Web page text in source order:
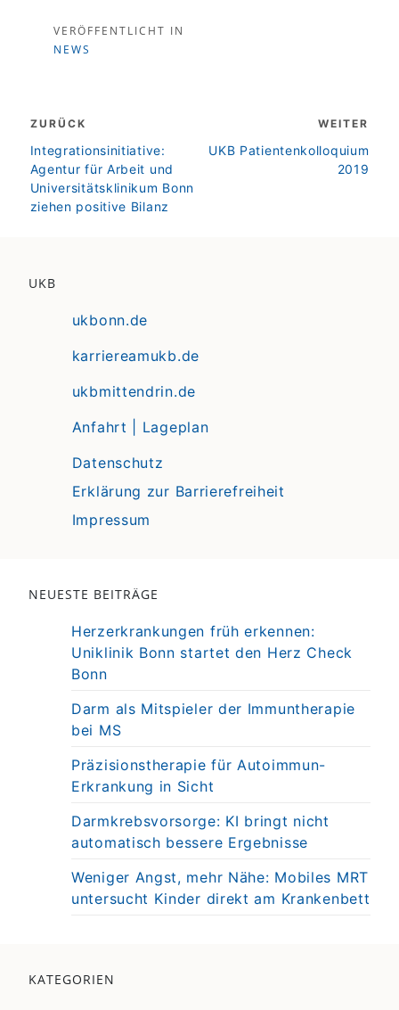
VERÖFFENTLICHT IN
NEWS
ZURÜCK
zurück
Integrationsinitiative:
Agentur für Arbeit und
Universitätsklinikum Bonn
ziehen positive Bilanz
WEITER
weiter
UKB Patientenkolloquium
2019
UKB
ukbonn.de
karriereamukb.de
ukbmittendrin.de
Anfahrt | Lageplan
Datenschutz
Erklärung zur Barrierefreiheit
Impressum
NEUESTE BEITRÄGE
Herzerkrankungen früh erkennen:
Uniklinik Bonn startet den Herz Check
Bonn
Darm als Mitspieler der Immuntherapie
bei MS
Präzisionstherapie für Autoimmun-
Erkrankung in Sicht
Darmkrebsvorsorge: KI bringt nicht
automatisch bessere Ergebnisse
Weniger Angst, mehr Nähe: Mobiles MRT
untersucht Kinder direkt am Krankenbett
KATEGORIEN